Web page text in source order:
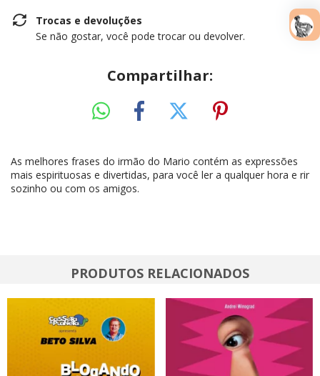
Trocas e devoluções
Se não gostar, você pode trocar ou devolver.
Compartilhar:
As melhores frases do irmão do Mario contém as expressões
mais espirituosas e divertidas, para você ler a qualquer hora e rir
sozinho ou com os amigos.
PRODUTOS RELACIONADOS